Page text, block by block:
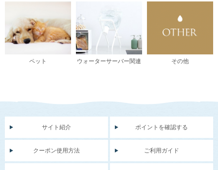
ペット ウォーターサーバー関連 その他
サイト紹介 ポイントを確認する
クーポン使用方法 ご利用ガイド